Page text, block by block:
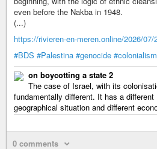
even before the Nakba in 1948.
(...)
https://rivieren-en-meren.online/2026/
#BDS #Palestina #genocide #colonialism
on boycotting a state 2
The case of Israel, with its
fundamentally different. It has a different
geographical situation and different
0 comments